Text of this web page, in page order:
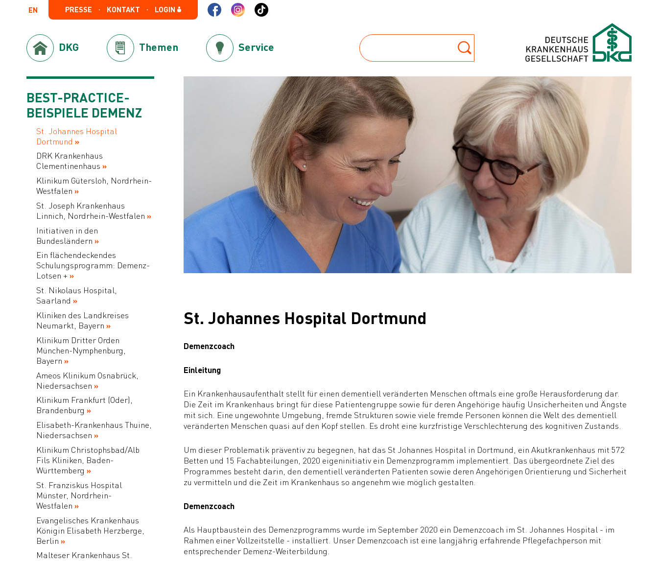
EN PRESSE KONTAKT LOGIN
DKG Themen Service
St. Johannes Hospital Dortmund
Demenzcoach
Einleitung
Ein Krankenhausaufenthalt stellt für einen dementiell veränderten Menschen oftmals eine große Herausforderung dar.
Die Zeit im Krankenhaus bringt für diese Patientengruppe sowie für deren Angehörige häufig Unsicherheiten und Ängste
mit sich. Eine ungewohnte Umgebung, fremde Strukturen sowie viele fremde Personen können die Welt des dementiell
veränderten Menschen quasi auf den Kopf stellen. Es droht eine kurzfristige Verschlechterung des kognitiven Zustands.
Um dieser Problematik präventiv zu begegnen, hat das St Johannes Hospital in Dortmund, ein Akutkrankenhaus mit 572
Betten und 15 Fachabteilungen, 2020 eigeninitiativ ein Demenzprogramm implementiert. Das übergeordnete Ziel des
Programmes besteht darin, den dementiell veränderten Patienten sowie deren Angehörigen Orientierung und Sicherheit
zu vermitteln und die Zeit im Krankenhaus so angenehm wie möglich gestalten.
Demenzcoach
Als Hauptbaustein des Demenzprogramms wurde im September 2020 ein Demenzcoach im St. Johannes Hospital - im
Rahmen einer Vollzeitstelle - installiert. Unser Demenzcoach ist eine langjährig erfahrende Pflegefachperson mit
entsprechender Demenz-Weiterbildung.
BEST-PRACTICE-
BEISPIELE DEMENZ
St. Johannes Hospital
Dortmund
DRK Krankenhaus
Clementinenhaus
Klinikum Gütersloh, Nordrhein-
Westfalen
St. Joseph Krankenhaus
Linnich, Nordrhein-Westfalen
Initiativen in den
Bundesländern
Ein flächendeckendes
Schulungsprogramm: Demenz-
Lotsen +
St. Nikolaus Hospital,
Saarland
Kliniken des Landkreises
Neumarkt, Bayern
Klinikum Dritter Orden
München-Nymphenburg,
Bayern
Ameos Klinikum Osnabrück,
Niedersachsen
Klinikum Frankfurt (Oder),
Brandenburg
Elisabeth-Krankenhaus Thuine,
Niedersachsen
Klinikum Christophsbad/Alb
Fils Kliniken, Baden-
Württemberg
St. Franziskus Hospital
Münster, Nordrhein-
Westfalen
Evangelisches Krankenhaus
Königin Elisabeth Herzberge,
Berlin
Malteser Krankenhaus St.